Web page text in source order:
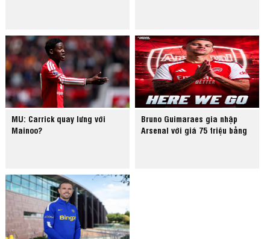
MU: Carrick quay lưng với
Mainoo?
Bruno Guimaraes gia nhập
Arsenal với giá 75 triệu bảng